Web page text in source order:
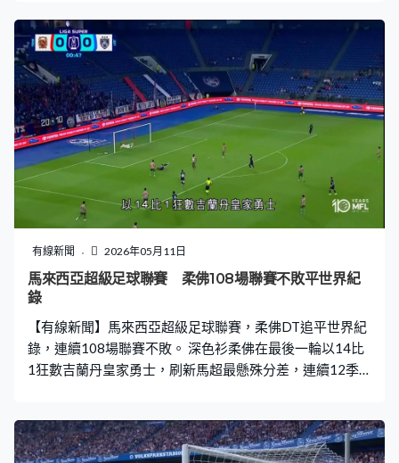
有遇過破發危機，贏多盤6比4，直落兩盤過關，會跟巴斯
拿舒韋利爭入8強。
有線新聞 2026年05月11日
馬來西亞超級足球聯賽 柔佛108場聯賽不敗平世界紀
錄
【有線新聞】馬來西亞超級足球聯賽，柔佛DT追平世界紀
錄，連續108場聯賽不敗。 深色衫柔佛在最後一輪以14比
1狂數吉蘭丹皇家勇士，刷新馬超最懸殊分差，連續12季
佛DT寄望在新球季首輪就刷新世界紀錄。